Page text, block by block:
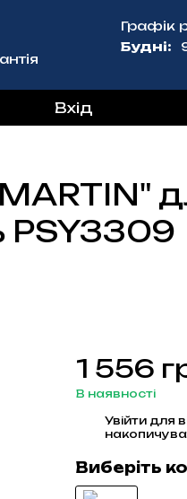
Графік
Будні:
Вхід
PSY3309
1 556
В наявності
Увійтидля
Виберіть